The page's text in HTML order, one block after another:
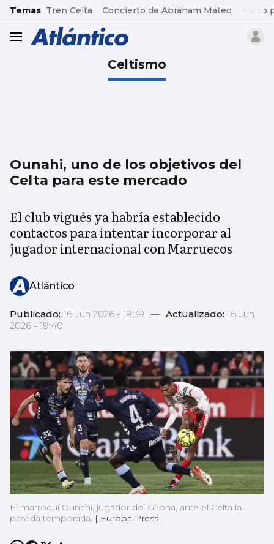
common.go-to-content
Temas Tren Celta Concierto de Abraham Mateo Pacto
header.menu.open
Celtismo
Ounahi, uno de los objetivos del
Celta para este mercado
El club vigués ya habría establecido
contactos para intentar incorporar al
jugador internacional con Marruecos
Atlántico
Publicado: 16 Jun 2026 - 19:39 — Actualizado: 16 Jun
2026 - 19:40
El marroquí Ounahi, jugador del Girona, ante el Celta la
pasada temporada. | Europa Press